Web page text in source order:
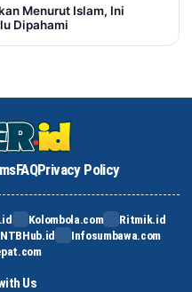
Menurut Islam, Ini
Dipahami
FAQPrivacy Policy
Kolombola.com
Ritmik.id
NTBHub.id
Infosumbawa.com
Us